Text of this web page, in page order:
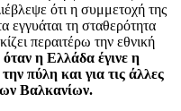
ότι η συμμετοχή της
εγγυάται τη σταθερότητα
περαιτέρω την εθνική
η Ελλάδα έγινε η
πύλη και για τις άλλες
Βαλκανίων.